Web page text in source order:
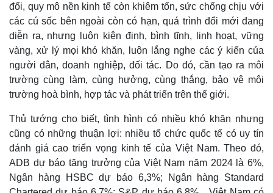
Tư vấn luật
Phân tích
đổi, quy mô nền kinh tế còn khiêm tốn, sức chống chịu với
các cú sốc bên ngoài còn có hạn, quá trình đổi mới đang
diễn ra, nhưng luôn kiên định, bình tĩnh, linh hoạt, vững
vàng, xử lý mọi khó khăn, luôn lắng nghe các ý kiến của
người dân, doanh nghiệp, đối tác. Do đó, cần tạo ra môi
trường cùng làm, cùng hưởng, cùng thắng, bảo vệ môi
trường hoà bình, hợp tác và phát triển trên thế giới.
Thủ tướng cho biết, tình hình có nhiều khó khăn nhưng
cũng có những thuận lợi: nhiều tổ chức quốc tế có uy tín
đánh giá cao triển vọng kinh tế của Việt Nam. Theo đó,
ADB dự báo tăng trưởng của Việt Nam năm 2024 là 6%,
Ngân hàng HSBC dự báo 6,3%; Ngân hàng Standard